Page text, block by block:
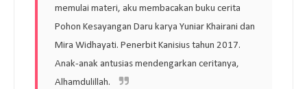
memulai materi, aku membacakan buku cerita
Pohon Kesayangan Daru karya Yuniar Khairani dan
Mira Widhayati. Penerbit Kanisius tahun 2017.
Anak-anak antusias mendengarkan ceritanya,
Alhamdulillah.